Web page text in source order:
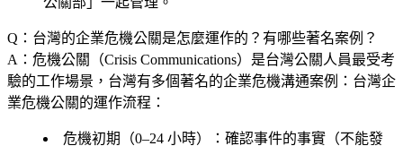
Q：台灣的企業危機公關是怎麼運作的？有哪些著名案例？
A：危機公關（Crisis Communications）是台灣公關人員最受考
驗的工作場景，台灣有多個著名的企業危機溝通案例：台灣企
業危機公關的運作流程：
危機初期（0–24 小時）
：確認事件的事實（不能發